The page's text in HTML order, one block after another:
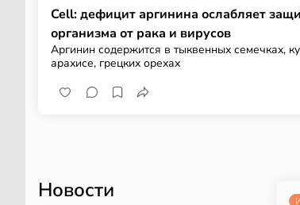
Cell: дефицит аргинина ослабляет
организма от рака и вирусов
Аргинин содержится в тыквенных семечках,
арахисе, грецких орехах
Новости